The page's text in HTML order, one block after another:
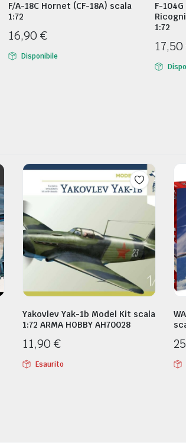
F/A-18C Hornet (CF-18A) scala
1:72
16,90 €
Disponibile
F-
1:72
17,50
Yakovlev Yak-1b Model Kit scala
1:72 ARMA HOBBY AH70028
11,90 €
Esaurito